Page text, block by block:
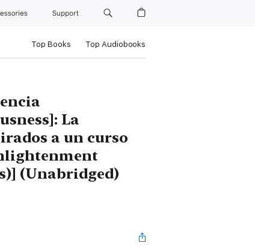
Support
Top Books Top Audiobooks
La
a un curso
(Unabridged)